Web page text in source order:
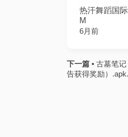
热汗舞蹈国
M
6月前
下一篇 • 古墓笔
告获得奖励）